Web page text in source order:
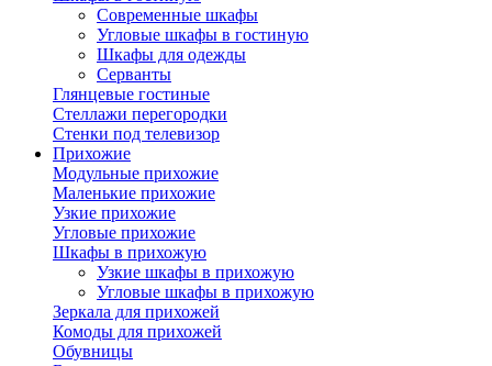
Современные шкафы
Угловые шкафы в гостиную
Шкафы для одежды
Серванты
Глянцевые гостиные
Стеллажи перегородки
Стенки под телевизор
Прихожие
Модульные прихожие
Маленькие прихожие
Узкие прихожие
Угловые прихожие
Шкафы в прихожую
Узкие шкафы в прихожую
Угловые шкафы в прихожую
Зеркала для прихожей
Комоды для прихожей
Обувницы